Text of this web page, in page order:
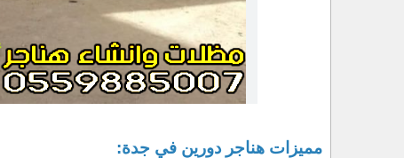
مميزات هناجر دورين في جدة: